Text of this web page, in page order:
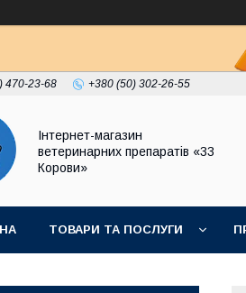
470-23-68 +380 (50) 302-26-55
Інтернет-магазин
ветеринарних препаратів «33
Корови»
ТОВАРИ ТА ПОСЛУГИ